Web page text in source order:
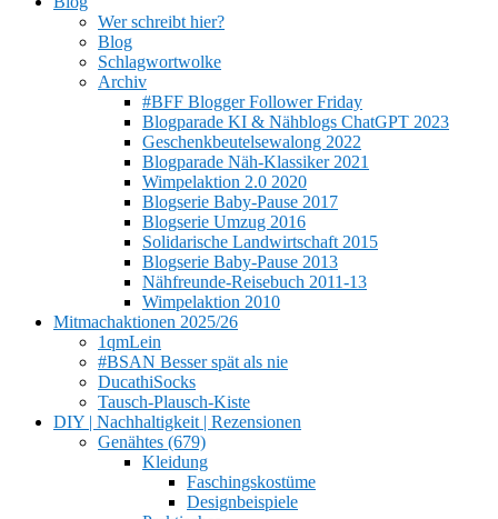
Wer schreibt hier?
Blog
Schlagwortwolke
Archiv
#BFF Blogger Follower Friday
Blogparade KI & Nähblogs ChatGPT 2023
Geschenkbeutelsewalong 2022
Blogparade Näh-Klassiker 2021
Wimpelaktion 2.0 2020
Blogserie Baby-Pause 2017
Blogserie Umzug 2016
Solidarische Landwirtschaft 2015
Blogserie Baby-Pause 2013
Nähfreunde-Reisebuch 2011-13
Wimpelaktion 2010
Mitmachaktionen 2025/26
1qmLein
#BSAN Besser spät als nie
DucathiSocks
Tausch-Plausch-Kiste
DIY | Nachhaltigkeit | Rezensionen
Genähtes (679)
Kleidung
Faschingskostüme
Designbeispiele